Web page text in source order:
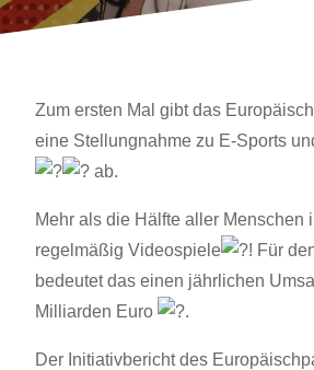
Zum ersten Mal gibt das
eine Stellungnahme zu E-Sports
ab.
Mehr als die Hälfte aller Menschen
regelmäßig Videospiele
! Für
bedeutet das einen jährlichen
Milliarden Euro
.
Der Initiativbericht des